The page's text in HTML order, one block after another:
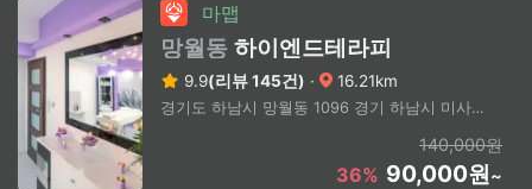
마맵
망월동 하이엔드테라피
9.9(리뷰 145건) · 16.21km
경기도 하남시 망월동 1096 경기 하남시 미사강변중앙로204번길 22
140,000원
36% 90,000원~